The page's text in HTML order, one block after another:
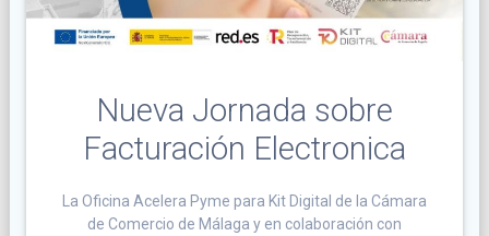
Nueva Jornada sobre
Facturación Electronica
La Oficina Acelera Pyme para Kit Digital de la Cámara
de Comercio de Málaga y en colaboración con